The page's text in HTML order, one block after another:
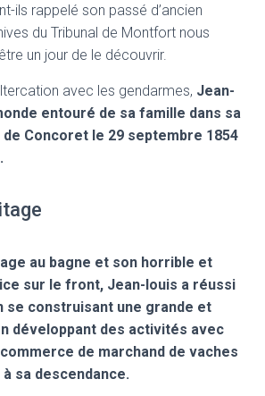
ils rappelé son passé d’ancien
du Tribunal de Montfort nous
un jour de le découvrir.
avec les gendarmes, Jean-
entouré de sa famille dans sa
de Concoret le 29 septembre 1854
au bagne et son horrible et
sur le front, Jean-louis a réussi
se construisant une grande et
développant des activités avec
de marchand de vaches
sa descendance.